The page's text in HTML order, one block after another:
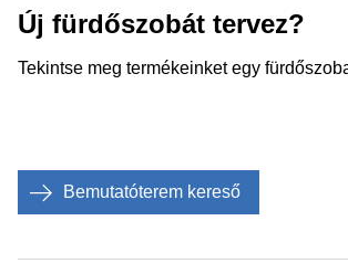
Új fürdőszobát tervez?
Tekintse meg termékeinket egy
Bemutatóterem kereső